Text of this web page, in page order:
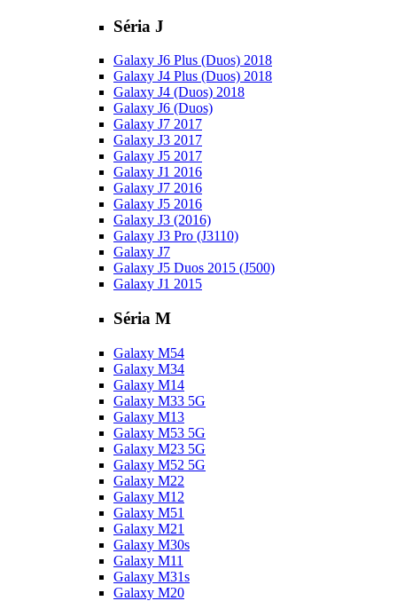
Séria J
Galaxy J6 Plus (Duos) 2018
Galaxy J4 Plus (Duos) 2018
Galaxy J4 (Duos) 2018
Galaxy J6 (Duos)
Galaxy J7 2017
Galaxy J3 2017
Galaxy J5 2017
Galaxy J1 2016
Galaxy J7 2016
Galaxy J5 2016
Galaxy J3 (2016)
Galaxy J3 Pro (J3110)
Galaxy J7
Galaxy J5 Duos 2015 (J500)
Galaxy J1 2015
Séria M
Galaxy M54
Galaxy M34
Galaxy M14
Galaxy M33 5G
Galaxy M13
Galaxy M53 5G
Galaxy M23 5G
Galaxy M52 5G
Galaxy M22
Galaxy M12
Galaxy M51
Galaxy M21
Galaxy M30s
Galaxy M11
Galaxy M31s
Galaxy M20